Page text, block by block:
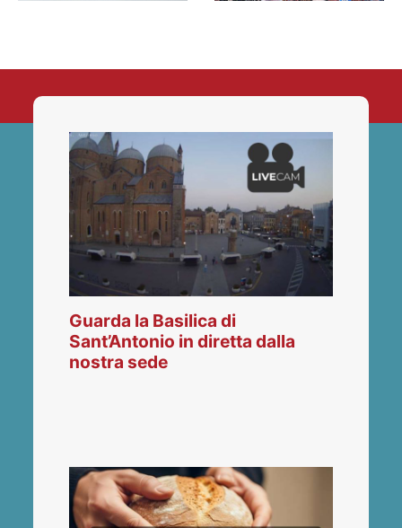
Guarda la Basilica di
Sant’Antonio in diretta dalla
nostra sede